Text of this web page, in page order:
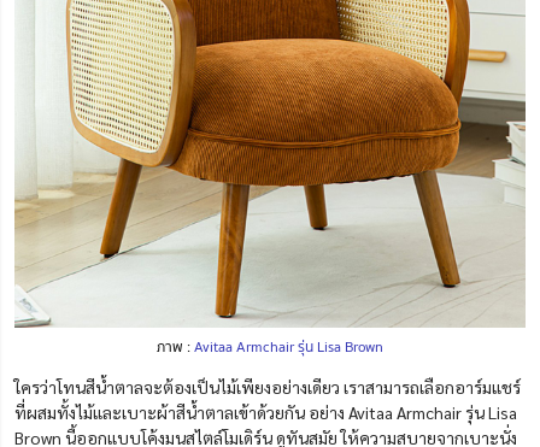
ภาพ :Avitaa Armchair รุ่น Lisa Brown
ใครว่าโทนสีน้ำตาลจะต้องเป็นไม้เพียงอย่างเดียว เราสามารถเลือกอาร์มแชร์
ที่ผสมทั้งไม้และเบาะผ้าสีน้ำตาลเข้าด้วยกัน อย่าง Avitaa Armchair รุ่น Lisa
Brown นี้ออกแบบโค้งมนสไตล์โมเดิร์น ดูทันสมัย ให้ความสบายจากเบาะนั่ง